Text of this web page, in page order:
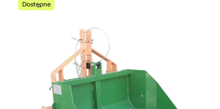
Dostępne